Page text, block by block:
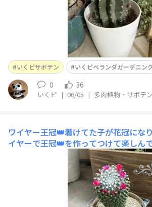
いくピサボテン いくピベランダガーデニン
0 36
いくピ | 06/05 | 多肉植物・サボテン
ワイヤー王冠👑着けてた子が花冠にな
イヤーで王冠👑を作ってつけて楽しん
ミラリア 大きくなって花を咲かせて本
た🥰 100均で買ったサボテンですが
くなりました。名前でしらべて花冠を
たので、咲かせたいと思って買いまし